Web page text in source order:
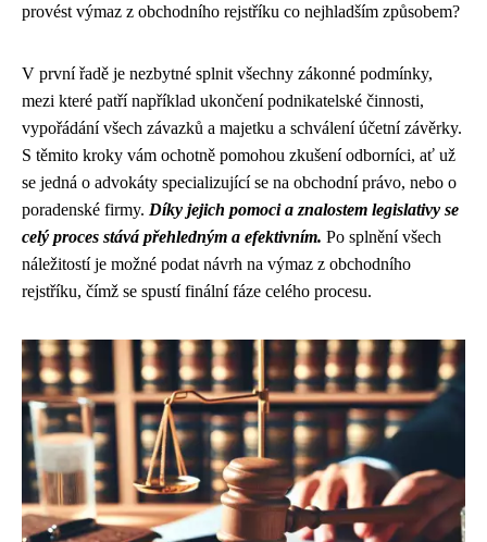
provést výmaz z obchodního rejstříku co nejhladším způsobem?
V první řadě je nezbytné splnit všechny zákonné podmínky,
mezi které patří například ukončení podnikatelské činnosti,
vypořádání všech závazků a majetku a schválení účetní závěrky.
S těmito kroky vám ochotně pomohou zkušení odborníci, ať už
se jedná o advokáty specializující se na obchodní právo, nebo o
poradenské firmy. Díky jejich pomoci a znalostem legislativy se
celý proces stává přehledným a efektivním. Po splnění všech
náležitostí je možné podat návrh na výmaz z obchodního
rejstříku, čímž se spustí finální fáze celého procesu.